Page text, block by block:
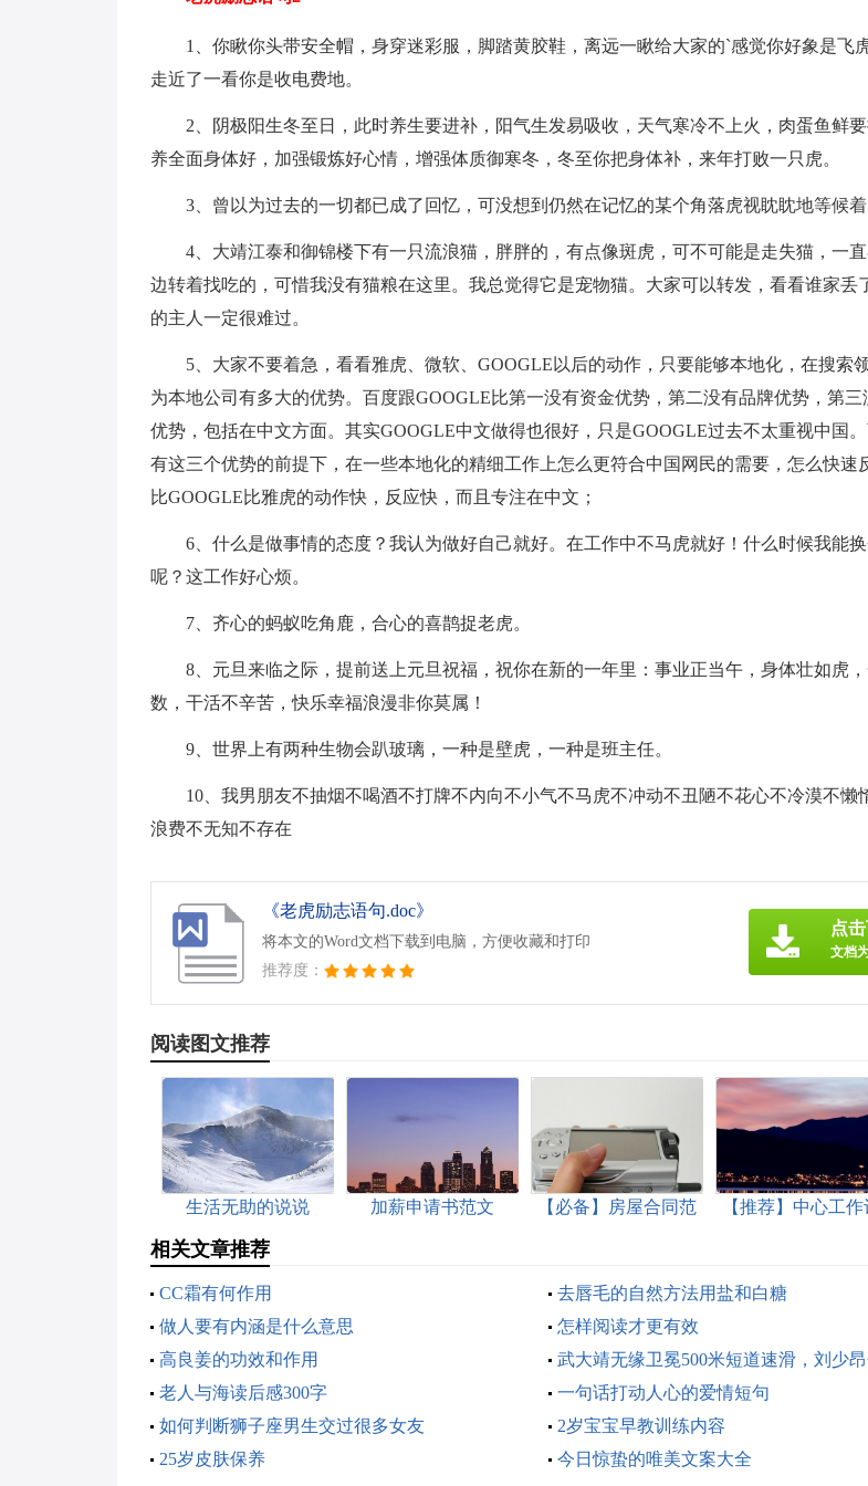
1、你瞅你头带安全帽，身穿迷彩服，脚踏黄胶鞋，离远一瞅给大家的`感觉你好象是飞
走近了一看你是收电费地。
2、阴极阳生冬至日，此时养生要进补，阳气生发易吸收，天气寒冷不上火，肉蛋鱼鲜
养全面身体好，加强锻炼好心情，增强体质御寒冬，冬至你把身体补，来年打败一只虎。
3、曾以为过去的一切都已成了回忆，可没想到仍然在记忆的某个角落虎视眈眈地等候
4、大靖江泰和御锦楼下有一只流浪猫，胖胖的，有点像斑虎，可不可能是走失猫，一
边转着找吃的，可惜我没有猫粮在这里。我总觉得它是宠物猫。大家可以转发，看看谁家丢
的主人一定很难过。
5、大家不要着急，看看雅虎、微软、GOOGLE以后的动作，只要能够本地化，在搜索
为本地公司有多大的优势。百度跟GOOGLE比第一没有资金优势，第二没有品牌优势，第三
优势，包括在中文方面。其实GOOGLE中文做得也很好，只是GOOGLE过去不太重视中国
有这三个优势的前提下，在一些本地化的精细工作上怎么更符合中国网民的需要，怎么快速
比GOOGLE比雅虎的动作快，反应快，而且专注在中文；
6、什么是做事情的态度？我认为做好自己就好。在工作中不马虎就好！什么时候我能
呢？这工作好心烦。
7、齐心的蚂蚁吃角鹿，合心的喜鹊捉老虎。
8、元旦来临之际，提前送上元旦祝福，祝你在新的一年里：事业正当午，身体壮如虎
数，干活不辛苦，快乐幸福浪漫非你莫属！
9、世界上有两种生物会趴玻璃，一种是壁虎，一种是班主任。
10、我男朋友不抽烟不喝酒不打牌不内向不小气不马虎不冲动不丑陋不花心不冷漠不懒
浪费不无知不存在
《老虎励志语句.doc》
将本文的Word文档下载到电脑，方便收藏和打印
推荐度：
点
文档
阅读图文推荐
生活无助的说说 加薪申请书范文
【必备】房屋合同范
【推荐】中心工作
相关文章推荐
CC霜有何作用
去唇毛的自然方法用盐和白糖
做人要有内涵是什么意思
怎样阅读才更有效
高良姜的功效和作用
武大靖无缘卫冕500米短道速滑，刘少
老人与海读后感300字
一句话打动人心的爱情短句
如何判断狮子座男生交过很多女友
2岁宝宝早教训练内容
25岁皮肤保养
今日惊蛰的唯美文案大全